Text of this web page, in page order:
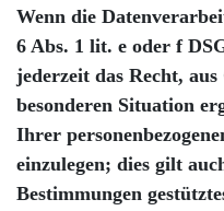
Wenn die
6 Abs. 1 lit. e oder f
jederzeit das Recht,
besonderen Situation
Ihrer
einzulegen; dies gilt
Bestimmungen